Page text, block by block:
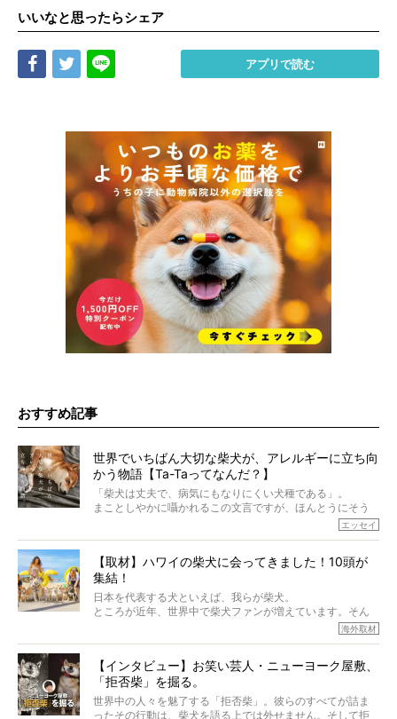
いいなと思ったらシェア
Share Tweet アプリで読む
おすすめ記事
世界でいちばん大切な柴犬が、アレルギーに立ち向
かう物語【Ta-Taってなんだ？】
「柴犬は丈夫で、病気にもなりにくい犬種である」。
まことしやかに囁かれるこの文言ですが、ほんとうにそう
でも、いざそれぞれの個体を見ていくと、丈夫で病気にも
なりにくい、とは言えないような気もするのです。
実際に「病気にならない」などということはないし、飼い
主はそのためにやるべきことがある。
今回は、柴犬に関わる方たちすべてに読んで欲しい、ある
語でした。
※文章はご本人の了承を得て編集しています
※画像はすべてイメージです
エッセイ
【取材】ハワイの柴犬に会ってきました！10頭が
集結！
日本を代表する犬といえば、我らが柴犬。
ところが近年、世界中で柴犬ファンが増えています。そん
な中「柴犬ライフ」が目をつけたのは、南の楽園ハワイ。
そんな噂を聞きつけ、今回はハワイの柴犬たちを取材して
きました！
海外取材
【インタビュー】お笑い芸人・ニューヨーク屋敷、
「拒否柴」を掘る。
世界中の人々を魅了する「拒否柴」。彼らのすべてが詰ま
ったその行動は、柴犬を語る上では外せません。そして拒